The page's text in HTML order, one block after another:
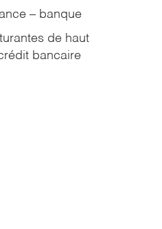
– banque
de haut
bancaire